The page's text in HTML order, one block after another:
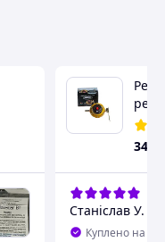
340
Станіслав У.
Куплено на